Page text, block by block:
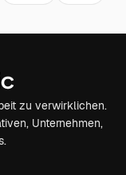
zu verwirklichen.
Unternehmen,